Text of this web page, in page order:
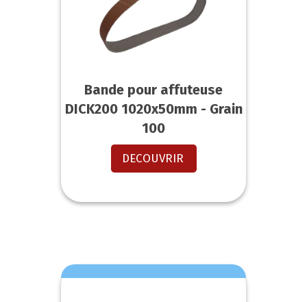
Bande pour affuteuse
DICK200 1020x50mm - Grain
100
DECOUVRIR